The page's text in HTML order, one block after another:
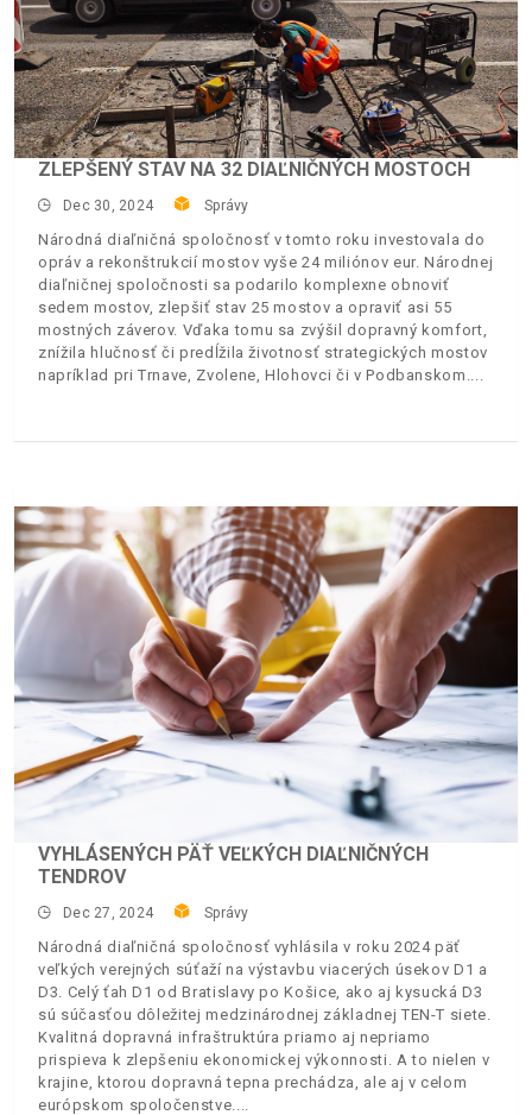
ZLEPŠENÝ STAV NA 32 DIAĽNIČNÝCH MOSTOCH
Dec 30, 2024 Správy
Národná diaľničná spoločnosť v tomto roku investovala do
opráv a rekonštrukcií mostov vyše 24 miliónov eur. Národnej
diaľničnej spoločnosti sa podarilo komplexne obnoviť
sedem mostov, zlepšiť stav 25 mostov a opraviť asi 55
mostných záverov. Vďaka tomu sa zvýšil dopravný komfort,
znížila hlučnosť či predĺžila životnosť strategických mostov
napríklad pri Trnave, Zvolene, Hlohovci či v Podbanskom.
VYHLÁSENÝCH PÄŤ VEĽKÝCH DIAĽNIČNÝCH
TENDROV
Dec 27, 2024 Správy
Národná diaľničná spoločnosť vyhlásila v roku 2024 päť
veľkých verejných súťaží na výstavbu viacerých úsekov D1 a
D3. Celý ťah D1 od Bratislavy po Košice, ako aj kysucká D3
sú súčasťou dôležitej medzinárodnej základnej TEN-T siete.
Kvalitná dopravná infraštruktúra priamo aj nepriamo
prispieva k zlepšeniu ekonomickej výkonnosti. A to nielen v
krajine, ktorou dopravná tepna prechádza, ale aj v celom
európskom spoločenstve.